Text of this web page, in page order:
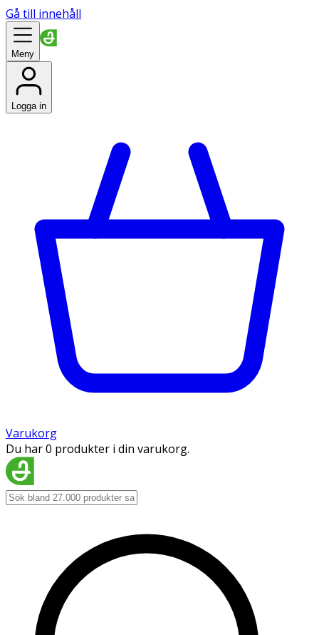
Gå till innehåll
Meny
Logga in
Varukorg
Du har 0 produkter i din varukorg.